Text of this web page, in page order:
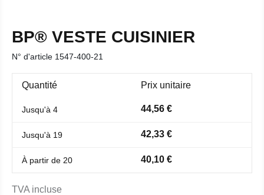
BP® VESTE CUISINIER
N° d'article 1547-400-21
Quantité Prix unitaire
Jusqu'à 4 44,56 €
Jusqu'à 19 42,33 €
À partir de 20 40,10 €
TVA incluse